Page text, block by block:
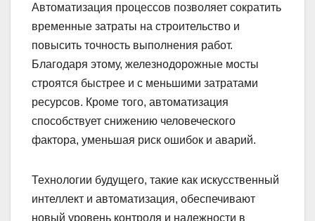
Автоматизация процессов позволяет сократить
временные затраты на строительство и
повысить точность выполнения работ.
Благодаря этому, железнодорожные мосты
строятся быстрее и с меньшими затратами
ресурсов. Кроме того, автоматизация
способствует снижению человеческого
фактора, уменьшая риск ошибок и аварий.
Технологии будущего, такие как искусственный
интеллект и автоматизация, обеспечивают
новый уровень контроля и надежности в